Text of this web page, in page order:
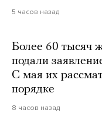
5 часов назад
Более 60 тысяч
подали
С мая их
порядке
8 часов назад